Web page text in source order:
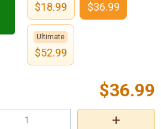
+
$36.99
$18.99 $36.99
Ultimate
$52.99